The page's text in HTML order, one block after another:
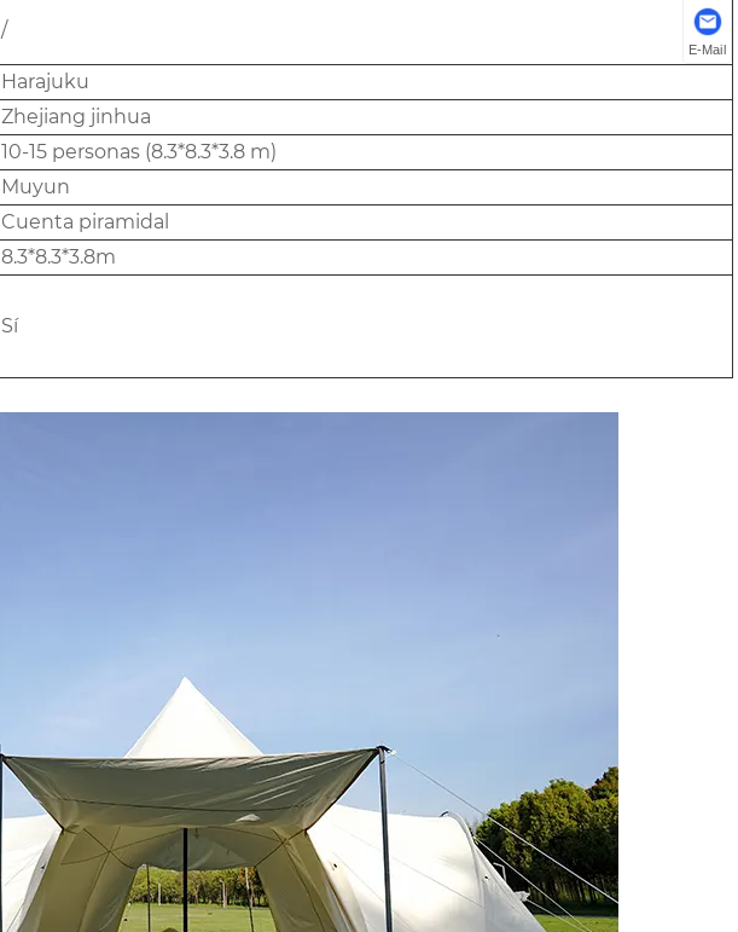
/
Harajuku
Zhejiang jinhua
10-15 personas (8.3*8.3*3.8 m)
Muyun
Cuenta piramidal
8.3*8.3*3.8m
Sí
E-Mail